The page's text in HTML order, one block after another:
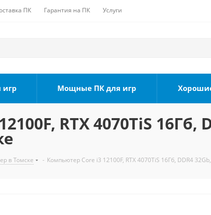
ПК Гарантия на ПК Услуги
игр Мощные ПК для игр
RTX 4070TiS 16Гб,
в Томске - Компьютер Core i3 12100F, RTX 4070TiS 16Гб, DDR4